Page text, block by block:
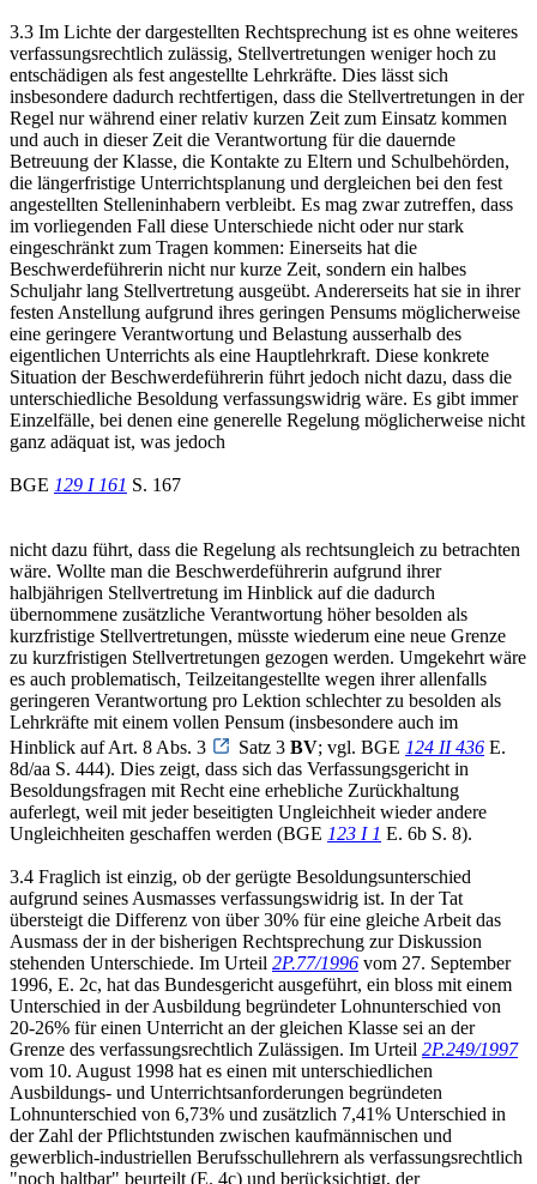
3.3 Im Lichte der dargestellten Rechtsprechung ist es ohne weiteres
verfassungsrechtlich zulässig, Stellvertretungen weniger hoch zu
entschädigen als fest angestellte Lehrkräfte. Dies lässt sich
insbesondere dadurch rechtfertigen, dass die Stellvertretungen in der
Regel nur während einer relativ kurzen Zeit zum Einsatz kommen
und auch in dieser Zeit die Verantwortung für die dauernde
Betreuung der Klasse, die Kontakte zu Eltern und Schulbehörden,
die längerfristige Unterrichtsplanung und dergleichen bei den fest
angestellten Stelleninhabern verbleibt. Es mag zwar zutreffen, dass
im vorliegenden Fall diese Unterschiede nicht oder nur stark
eingeschränkt zum Tragen kommen: Einerseits hat die
Beschwerdeführerin nicht nur kurze Zeit, sondern ein halbes
Schuljahr lang Stellvertretung ausgeübt. Andererseits hat sie in ihrer
festen Anstellung aufgrund ihres geringen Pensums möglicherweise
eine geringere Verantwortung und Belastung ausserhalb des
eigentlichen Unterrichts als eine Hauptlehrkraft. Diese konkrete
Situation der Beschwerdeführerin führt jedoch nicht dazu, dass die
unterschiedliche Besoldung verfassungswidrig wäre. Es gibt immer
Einzelfälle, bei denen eine generelle Regelung möglicherweise nicht
ganz adäquat ist, was jedoch
BGE 129 I 161 S. 167
nicht dazu führt, dass die Regelung als rechtsungleich zu betrachten
wäre. Wollte man die Beschwerdeführerin aufgrund ihrer
halbjährigen Stellvertretung im Hinblick auf die dadurch
übernommene zusätzliche Verantwortung höher besolden als
kurzfristige Stellvertretungen, müsste wiederum eine neue Grenze
zu kurzfristigen Stellvertretungen gezogen werden. Umgekehrt wäre
es auch problematisch, Teilzeitangestellte wegen ihrer allenfalls
geringeren Verantwortung pro Lektion schlechter zu besolden als
Lehrkräfte mit einem vollen Pensum (insbesondere auch im
Hinblick auf Art. 8 Abs. 3
Satz 3 BV; vgl. BGE 124 II 436 E.
8d/aa S. 444). Dies zeigt, dass sich das Verfassungsgericht in
Besoldungsfragen mit Recht eine erhebliche Zurückhaltung
auferlegt, weil mit jeder beseitigten Ungleichheit wieder andere
Ungleichheiten geschaffen werden (BGE 123 I 1 E. 6b S. 8).
3.4 Fraglich ist einzig, ob der gerügte Besoldungsunterschied
aufgrund seines Ausmasses verfassungswidrig ist. In der Tat
übersteigt die Differenz von über 30% für eine gleiche Arbeit das
Ausmass der in der bisherigen Rechtsprechung zur Diskussion
stehenden Unterschiede. Im Urteil 2P.77/1996 vom 27. September
1996, E. 2c, hat das Bundesgericht ausgeführt, ein bloss mit einem
Unterschied in der Ausbildung begründeter Lohnunterschied von
20-26% für einen Unterricht an der gleichen Klasse sei an der
Grenze des verfassungsrechtlich Zulässigen. Im Urteil 2P.249/1997
vom 10. August 1998 hat es einen mit unterschiedlichen
Ausbildungs- und Unterrichtsanforderungen begründeten
Lohnunterschied von 6,73% und zusätzlich 7,41% Unterschied in
der Zahl der Pflichtstunden zwischen kaufmännischen und
gewerblich-industriellen Berufsschullehrern als verfassungsrechtlich
"noch haltbar" beurteilt (E. 4c) und berücksichtigt, der